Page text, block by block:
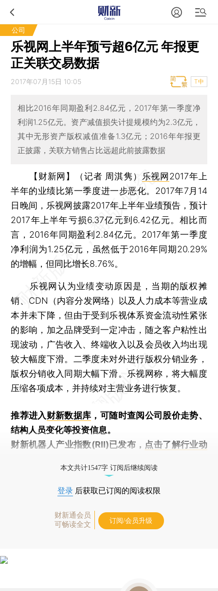
公司
乐视网上半年预亏超6亿元 年报更
正关联交易数据
2017年07月15日 10:05 T中
相比2016年同期盈利2.84亿元，2017年第一季度净
利润1.25亿元。资产减值损失计提规模约为2.3亿元，
其中无形资产版权减值准备1.3亿元；2016年年报更
正披露，关联方销售占比远超此前披露数据
【财新网】（记者 周淇隽） 乐视网 2017年上
半年的业绩比第一季度进一步恶化。2017年7月14
日晚间，乐视网披露2017年上半年业绩预告，预计
2017年上半年亏损6.37亿元到6.42亿元。相比而
言，2016年同期盈利2.84亿元。2017年第一季度
净利润为1.25亿元，虽然低于2016年同期20.29%
的增幅，但同比增长8.76%。
乐视网认为业绩变动原因是，当期的版权摊
销、CDN（内容分发网络）以及人力成本等营业成
本并未下降，但由于受到乐视体系资金流动性紧张
的影响，加之品牌受到一定冲击，随之客户粘性出
现波动，广告收入、终端收入以及会员收入均出现
较大幅度下滑。二季度未对外进行版权分销业务，
版权分销收入同期大幅下滑。乐视网称，将大幅度
压缩各项成本，并持续对主营业务进行恢复。
推荐进入财新数据库 ，可随时查阅公司股价走势、
结构人员变化等投资信息。
财新机器人产业指数(RII)已发布， 点击了解行业动
本文共计1547字 订阅后继续阅读
登录 后获取已订阅的阅读权限
财新通会员
可畅读全文
订阅/会员升级